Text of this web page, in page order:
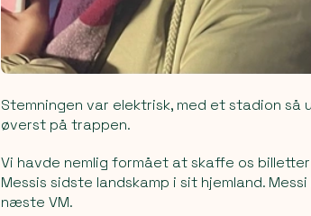
Stemningen var elektrisk, med et stadion
øverst på trappen.
Vi havde nemlig formået at skaffe os
Messis sidste landskamp i sit hjemland.
næste VM.